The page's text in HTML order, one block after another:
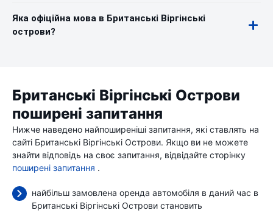
Яка офіційна мова в Британські Віргінські
острови?
Британські Віргінські Острови
поширені запитання
Нижче наведено найпоширеніші запитання, які ставлять на
сайті Британські Віргінські Острови. Якщо ви не можете
знайти відповідь на своє запитання, відвідайте сторінку
поширені запитання .
найбільш замовлена оренда автомобіля в даний час в
Британські Віргінські Острови становить